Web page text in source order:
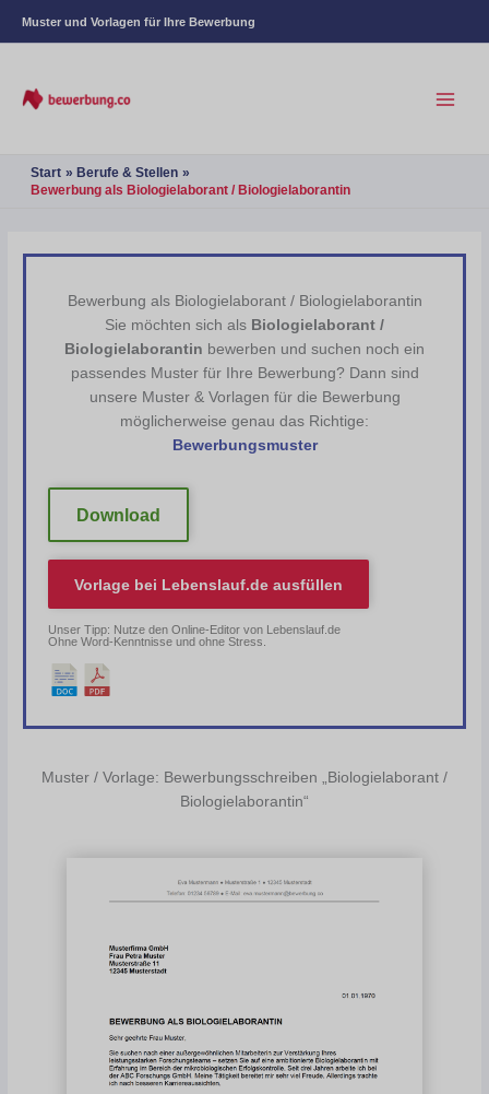
Muster und Vorlagen für Ihre Bewerbung
Start
Berufe & Stellen
Bewerbung als Biologielaborant / Biologielaborantin
Bewerbung als Biologielaborant / Biologielaborantin
Sie möchten sich als Biologielaborant /
Biologielaborantin bewerben und suchen noch ein
passendes Muster für Ihre Bewerbung? Dann sind
unsere Muster & Vorlagen für die Bewerbung
möglicherweise genau das Richtige:
Bewerbungsmuster
Download
Vorlage bei Lebenslauf.de ausfüllen
Unser Tipp: Nutze den Online-Editor von Lebenslauf.de
Ohne Word-Kenntnisse und ohne Stress.
Muster / Vorlage: Bewerbungsschreiben „Biologielaborant /
Biologielaborantin“